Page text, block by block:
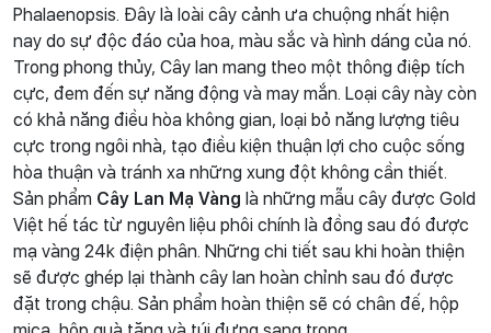
Phalaenopsis. Đây là loài cây cảnh ưa chuộng nhất hiện
nay do sự độc đáo của hoa, màu sắc và hình dáng của nó.
Trong phong thủy, Cây lan mang theo một thông điệp tích
cực, đem đến sự năng động và may mắn. Loại cây này còn
có khả năng điều hòa không gian, loại bỏ năng lượng tiêu
cực trong ngôi nhà, tạo điều kiện thuận lợi cho cuộc sống
hòa thuận và tránh xa những xung đột không cần thiết.
Sản phẩm Cây Lan Mạ Vàng là những mẫu cây được Gold
Việt hế tác từ nguyên liệu phôi chính là đồng sau đó được
mạ vàng 24k điện phân. Những chi tiết sau khi hoàn thiện
sẽ được ghép lại thành cây lan hoàn chỉnh sau đó được
đặt trong chậu. Sản phẩm hoàn thiện sẽ có chân đế, hộp